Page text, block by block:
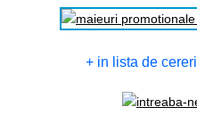
+ in lista de cereri